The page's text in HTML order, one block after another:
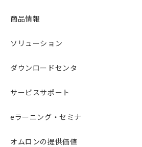
商品情報
ソリューション
ダウンロードセンタ
サービスサポート
eラーニング・セミナ
オムロンの提供価値